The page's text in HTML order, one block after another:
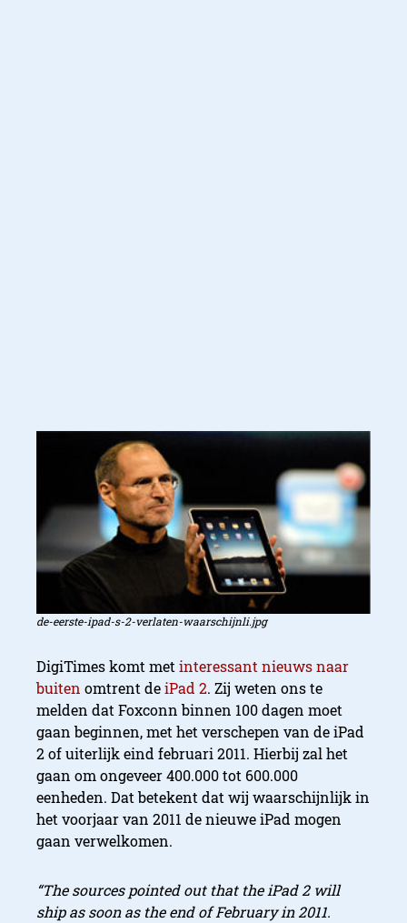
de-eerste-ipad-s-2-verlaten-waarschijnli.jpg
DigiTimes komt metinteressant nieuws naar
buiten omtrent deiPad 2. Zij weten ons te
melden dat Foxconn binnen 100 dagen moet
gaan beginnen, met het verschepen van de iPad
2 of uiterlijk eind februari 2011. Hierbij zal het
gaan om ongeveer 400.000 tot 600.000
eenheden. Dat betekent dat wij waarschijnlijk in
het voorjaar van 2011 de nieuwe iPad mogen
gaan verwelkomen.
“The sources pointed out that the iPad 2 will
ship as soon as the end of February in 2011.